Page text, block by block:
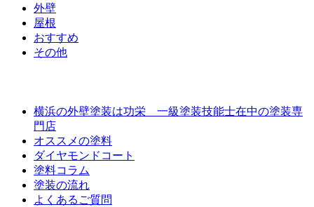
外壁
屋根
おすすめ
その他
横浜の外壁塗装は功栄 一級塗装技能士在中の塗装専
門店
オススメの塗料
ダイヤモンドコート
塗料コラム
塗装の流れ
よくあるご質問